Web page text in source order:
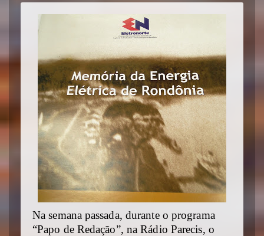
Na semana passada, durante o programa
“Papo de Redação”, na Rádio Parecis, o